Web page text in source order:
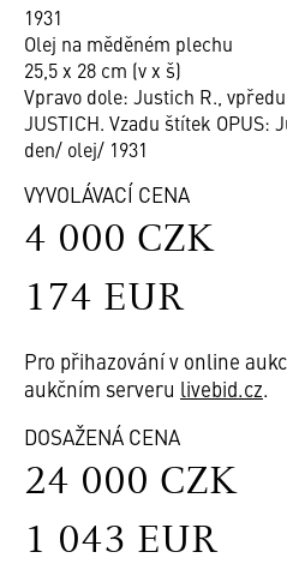
1931
Olej na měděném plechu
25,5 x 28 cm (v x š)
Vpravo dole: Justich R.,
JUSTICH. Vzadu štítek OPUS:
den/ olej/ 1931
VYVOLÁVACÍ CENA
4 000 CZK
174 EUR
Pro přihazování v online
aukčním serveru livebid.cz.
DOSAŽENÁ CENA
24 000 CZK
1 043 EUR